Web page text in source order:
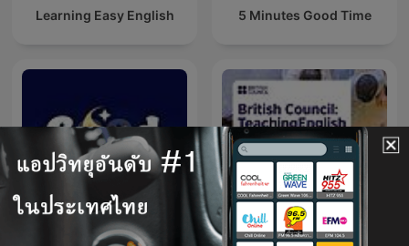
Learning Easy English 5 Minutes Good Time